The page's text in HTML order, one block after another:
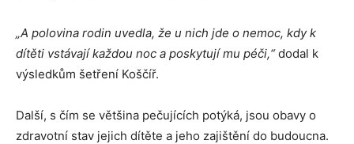
„A polovina rodin uvedla, že u nich jde o nemoc, kdy k
dítěti vstávají každou noc a poskytují mu péči,“dodal k
výsledkům šetření Koščíř.
Další, s čím se většina pečujících potýká, jsou obavy o
zdravotní stav jejich dítěte a jeho zajištění do budoucna.